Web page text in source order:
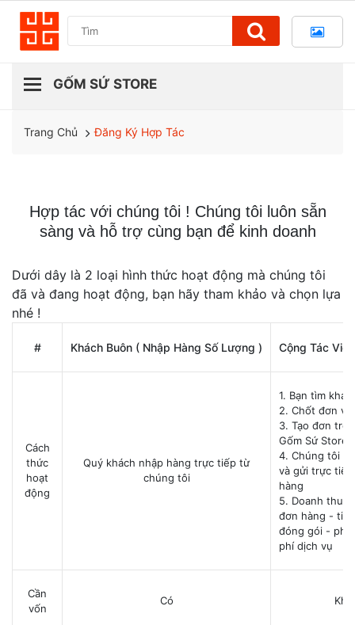
Trang Chủ Đăng Ký Hợp Tác
Hợp tác với chúng tôi ! Chúng tôi luôn sẵn
sàng và hỗ trợ cùng bạn để kinh doanh
Dưới dây là 2 loại hình thức hoạt động mà chúng tôi
đã và đang hoạt động, bạn hãy tham khảo và chọn lựa
nhé !
# Khách Buôn ( Nhập Hàng Số Lượng ) Cộng Tác
Cách
thức
hoạt
động
Quý khách nhập hàng trực tiếp từ
chúng tôi
1. Bạn tìm
2. Chốt đơn
3. Tạo đơn
Gốm Sứ Store
4. Chúng tôi
và gửi trực
hàng
5. Doanh thu
đơn hàng -
đóng gói - phí
phí dịch vụ
Cần
vốn
Có